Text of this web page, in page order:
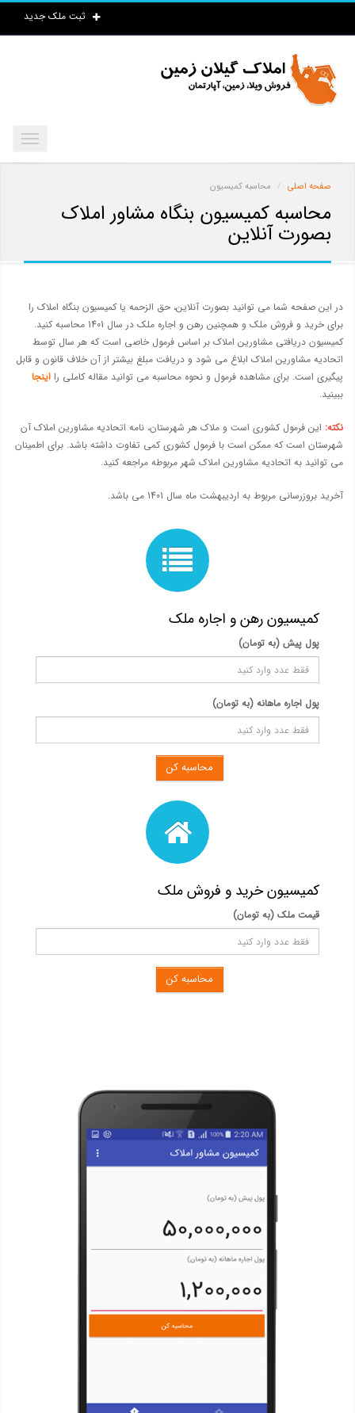
ثبت ملک جدید
صفحه اصلی محاسبه کمیسیون
محاسبه کمیسیون بنگاه مشاور املاک
بصورت آنلاین
در این صفحه شما می توانید بصورت آنلاین، حق الزحمه یا کمیسیون بنگاه املاک را
برای خرید و فروش ملک و همچنین رهن و اجاره ملک در سال 1401 محاسبه کنید.
کمیسیون دریافتی مشاورین املاک بر اساس فرمول خاصی است که هر سال توسط
اتحادیه مشاورین املاک ابلاغ می شود و دریافت مبلغ بیشتر از آن خلاف قانون و قابل
پیگیری است. برای مشاهده فرمول و نحوه محاسبه می توانید مقاله کاملی را اینجا
ببینید.
نکته: این فرمول کشوری است و ملاک هر شهرستان، نامه اتحادیه مشاورین املاک آن
شهرستان است که ممکن است با فرمول کشوری کمی تفاوت داشته باشد. برای اطمینان
می توانید به اتحادیه مشاورین املاک شهر مربوطه مراجعه کنید.
آخرید بروزرسانی مربوط به اردیبهشت ماه سال 1401 می باشد.
کمیسیون رهن و اجاره ملک
پول پیش (به تومان)
پول اجاره ماهانه (به تومان)
محاسبه کن
کمیسیون خرید و فروش ملک
قیمت ملک (به تومان)
محاسبه کن